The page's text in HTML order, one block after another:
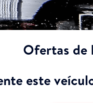
Ofertas de
este